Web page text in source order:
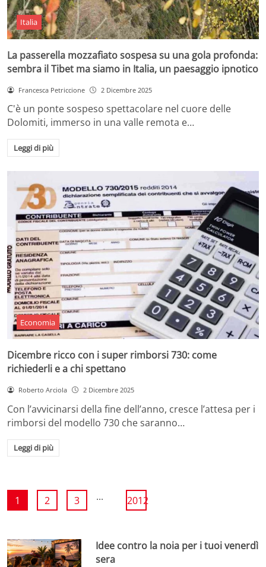
Italia
La passerella mozzafiato sospesa su una gola profonda:
sembra il Tibet ma siamo in Italia, un paesaggio ipnotico
Francesca Petriccione 2 Dicembre 2025
C'è un ponte sospeso spettacolare nel cuore delle
Dolomiti, immerso in una valle remota e…
Leggi di più
Economia
Dicembre ricco con i super rimborsi 730: come
richiederli e a chi spettano
Roberto Arciola 2 Dicembre 2025
Con l’avvicinarsi della fine dell’anno, cresce l’attesa per i
rimborsi del modello 730 che saranno…
Leggi di più
1 2 3 ... 2012
Idee contro la noia per i tuoi venerdì
sera